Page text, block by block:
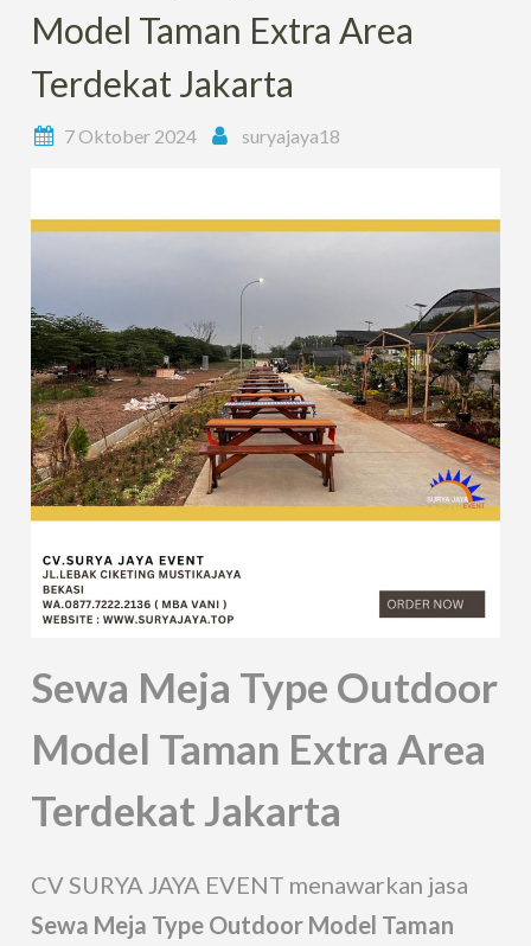
Model Taman Extra Area
Terdekat Jakarta
7 Oktober 2024 suryajaya18
Sewa Meja Type Outdoor
Model Taman Extra Area
Terdekat Jakarta
CV SURYA JAYA EVENT menawarkan jasa
Sewa Meja Type Outdoor Model Taman